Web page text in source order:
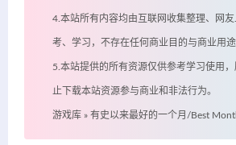
4.本站所有内容均由互联网收集整理、网
考、学习，不存在任何商业目的与商业用途
5.本站提供的所有资源仅供参考学习使用
止下载本站资源参与商业和非法行为。
游戏库 » 有史以来最好的一个月/Best